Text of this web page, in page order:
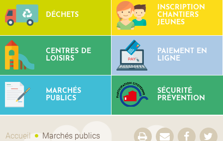
DÉCHETS
INSCRIPTION
CHANTIERS
JEUNES
CENTRES DE
LOISIRS
PAIEMENT EN
LIGNE
MARCHÉS
PUBLICS
SÉCURITÉ
PRÉVENTION
Accueil Marchés publics